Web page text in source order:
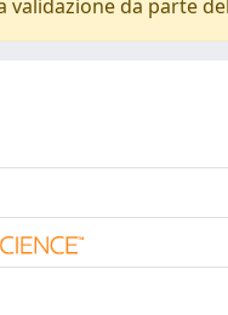
validazione da parte